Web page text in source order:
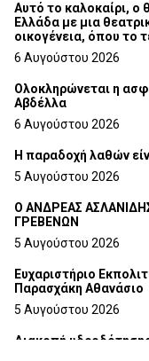
Αυτό το καλοκαίρι, ο
Ελλάδα με μια
οικογένεια,
6 Αυγούστου 2026
Ολοκληρώνεται η
Αβδέλλα
6 Αυγούστου 2026
H παραδοχή λαθών
5 Αυγούστου 2026
Ο ΑΝΔΡΕΑΣ
ΓΡΕΒΕΝΩΝ
5 Αυγούστου 2026
Ευχαριστήριο
Παρασχάκη Αθανάσιο
5 Αυγούστου 2026
Διακοπή